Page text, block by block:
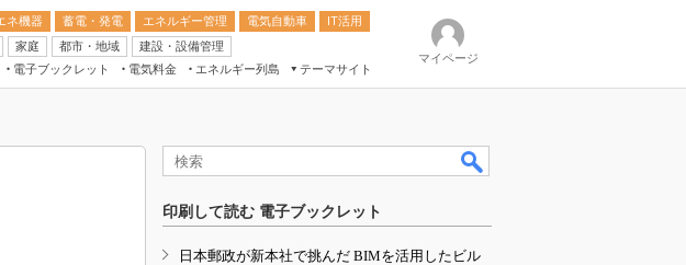
ネ機器 蓄電・発電 エネルギー管理 電気自動車
IT活用
家庭 都市・地域
建設・設備管理
電子ブックレット 電気料金 エネルギー列島
テーマサイト
電気料金ガイドブック
マイページ
印刷して読む 電子ブックレット
日本郵政が新本社で挑んだ BIMを活用したビル